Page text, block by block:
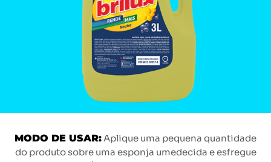
MODO DE USAR:Aplique uma pequena quantidade
do produto sobre uma esponja umedecida e esfregue